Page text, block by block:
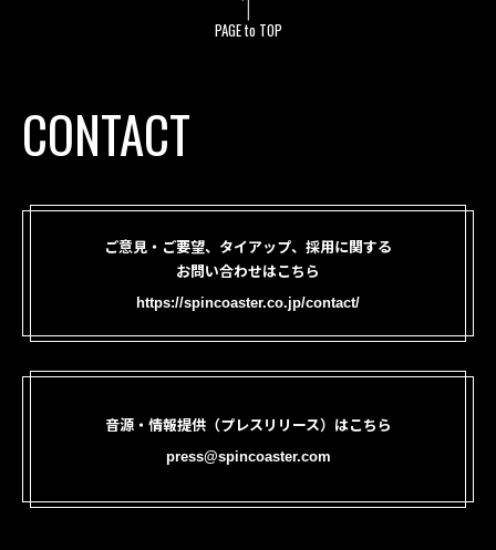
PAGE to TOP
CONTACT
ご意見・ご要望、タイアップ、採用に関する
お問い合わせはこちら
https://spincoaster.co.jp/contact/
音源・情報提供（プレスリリース）はこちら
press@spincoaster.com